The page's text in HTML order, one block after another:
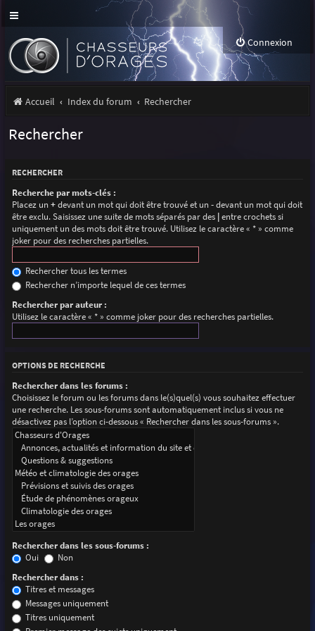
Connexion
Accueil Index du forum Rechercher
Rechercher
RECHERCHER
Recherche par mots-clés :
Placez un+devant un mot qui doit être trouvé et un-devant un mot qui doit
être exclu. Saisissez une suite de mots séparés par des |entre crochets si
uniquement un des mots doit être trouvé. Utilisez le caractère « * » comme
joker pour des recherches partielles.
Rechercher tous les termes
Rechercher n’importe lequel de ces termes
Rechercher par auteur :
Utilisez le caractère « * » comme joker pour des recherches partielles.
OPTIONS DE RECHERCHE
Rechercher dans les forums :
Choisissez le forum ou les forums dans le(s)quel(s) vous souhaitez effectuer
une recherche. Les sous-forums sont automatiquement inclus si vous ne
désactivez pas l’option ci-dessous « Rechercher dans les sous-forums ».
Rechercher dans les sous-forums :
Oui
Non
Rechercher dans :
Titres et messages
Messages uniquement
Titres uniquement